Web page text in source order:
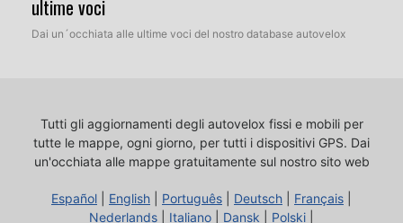
ultime voci
Dai un´occhiata alle ultime voci del nostro database autovelox
Tutti gli aggiornamenti degli autovelox fissi e mobili per
tutte le mappe, ogni giorno, per tutti i dispositivi GPS. Dai
un'occhiata alle mappe gratuitamente sul nostro sito web
Español English Português Deutsch Français
Nederlands
Italiano Dansk Polski